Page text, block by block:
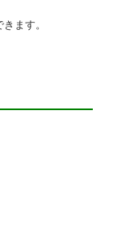
ます。